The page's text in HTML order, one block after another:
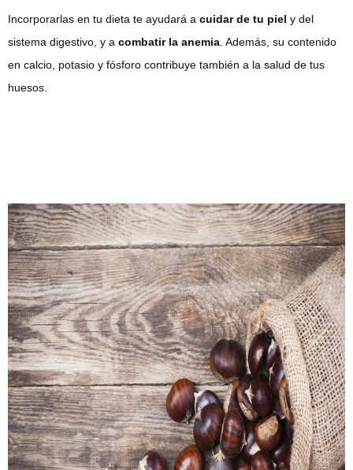
Incorporarlas en tu dieta te ayudará a cuidar de tu piel y del
sistema digestivo, y a combatir la anemia. Además, su contenido
en calcio, potasio y fósforo contribuye también a la salud de tus
huesos.